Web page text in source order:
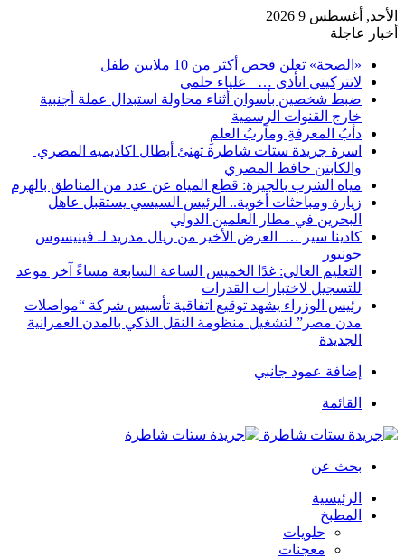
الأحد, أغسطس 9 2026
أخبار عاجلة
«الصحة» تعلن فحص أكثر من 10 ملايين طفل
لاتتركيني اتأذى … علياء حلمي
ضبط شخصين بأسوان أثناء محاولة استبدال عملة أجنبية
خارج القنوات الرسمية
دأبُ المعرفةِ ومآربُ العلمِ
اسرة جريدة ستات شاطرة تهنئ أبطال اكاديميه المصري
والكابتن حافظ المصري
مياه الشرب بالجيزة: قطع المياه عن عدد من المناطق بالهرم
زيارة ومباحثات أخوية.. الرئيس السيسي يستقبل عاهل
البحرين في مطار العلمين الدولي
كادينا سير … العرض الأخير من ريال مدريد لـ فينيسوس
جونيور
التعليم العالي: غدًا الخميس الساعة السابعة مساءً آخر موعد
للتسجيل لاختبارات القدرات
رئيس الوزراء يشهد توقيع اتفاقية تأسيس شركة “مواصلات
مدن مصر” لتشغيل منظومة النقل الذكي بالمدن العمرانية
الجديدة
إضافة عمود جانبي
القائمة
بحث عن
الرئيسية
المطبخ
حلويات
معجنات